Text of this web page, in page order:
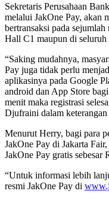
Sekretaris Perusahaan
melalui JakOne Pay, akan
bertransaksi pada
Hall C1 maupun di seluruh
“Saking mudahnya,
Pay juga tidak perlu
aplikasinya pada Google
android dan App Store
menit maka registrasi
Djufraini dalam
Menurut Herry, bagi para
JakOne Pay di Jakarta
JakOne Pay gratis sebesar
“Untuk informasi lebih
resmi JakOne Pay di